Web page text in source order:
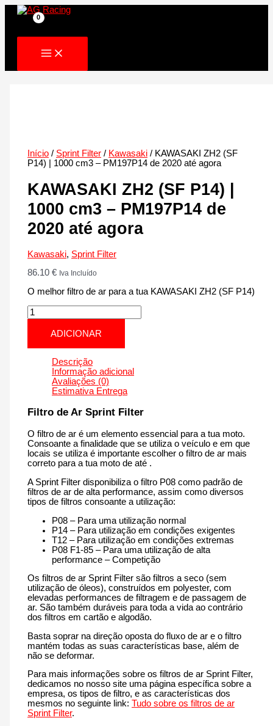
Skip
Início / Sprint Filter / Kawasaki / KAWASAKI ZH2 (SF
P14) | 1000 cm3 – PM197P14 de 2020 até agora
KAWASAKI ZH2 (SF P14) |
1000 cm3 – PM197P14 de
2020 até agora
Kawasaki, Sprint Filter
86.10€ Iva Incluído
O melhor filtro de ar para a tua KAWASAKI ZH2 (SF P14)
Quantidade
de
KAWASAKI
(SF
PM197P14
de
até
agora
ADICIONAR
Descrição
Informação adicional
Avaliações (0)
Estimativa Entrega
Filtro de Ar Sprint Filter
O filtro de ar é um elemento essencial para a tua moto.
Consoante a finalidade que se utiliza o veículo e em que
locais se utiliza é importante escolher o filtro de ar mais
correto para a tua moto de até .
A Sprint Filter disponibiliza o filtro P08 como padrão de
filtros de ar de alta performance, assim como diversos
tipos de filtros consoante a utilização:
P08 – Para uma utilização normal
P14 – Para utilização em condições exigentes
T12 – Para utilização em condições extremas
P08 F1-85 – Para uma utilização de alta
performance – Competição
Os filtros de ar Sprint Filter são filtros a seco (sem
utilização de óleos), construídos em polyester, com
elevadas performances de filtragem e de passagem de
ar. São também duráveis para toda a vida ao contrário
dos filtros em cartão e algodão.
Basta soprar na direção oposta do fluxo de ar e o filtro
mantém todas as suas características base, além de
não se deformar.
Para mais informações sobre os filtros de ar Sprint Filter,
dedicamos no nosso site uma página específica sobre a
empresa, os tipos de filtro, e as características dos
mesmos no seguinte link:Tudo sobre os filtros de ar
Sprint Filter.